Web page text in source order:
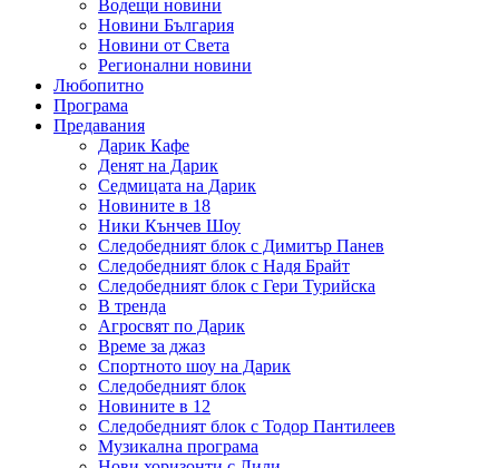
Водещи новини
Новини България
Новини от Света
Регионални новини
Любопитно
Програма
Предавания
Дарик Кафе
Денят на Дарик
Седмицата на Дарик
Новините в 18
Ники Кънчев Шоу
Следобедният блок с Димитър Панев
Следобедният блок с Надя Брайт
Следобедният блок с Гери Турийска
В тренда
Агросвят по Дарик
Време за джаз
Спортното шоу на Дарик
Следобедният блок
Новините в 12
Следобедният блок с Тодор Пантилеев
Музикална програма